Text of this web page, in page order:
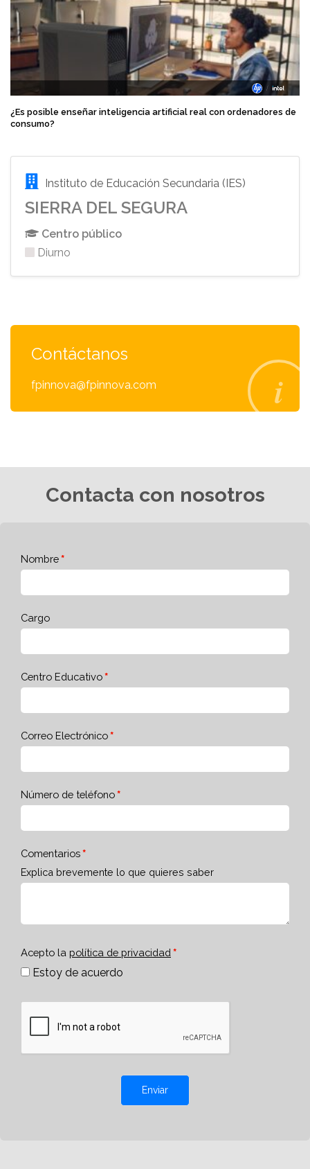
¿Es posible enseñar inteligencia artificial real con ordenadores de
consumo?
Instituto de Educación Secundaria (IES)
SIERRA DEL SEGURA
Centro público
Diurno
Contáctanos
fpinnova@fpinnova.com
Contacta con nosotros
Nombre
Cargo
Centro Educativo
Correo Electrónico
Número de teléfono
Comentarios
Explica brevemente lo que quieres saber
Acepto la política de privacidad
Estoy de acuerdo
Enviar